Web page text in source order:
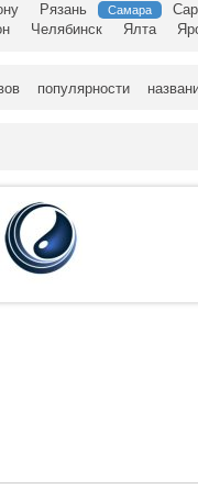
Рязань Самара
Челябинск Ялта
популярности